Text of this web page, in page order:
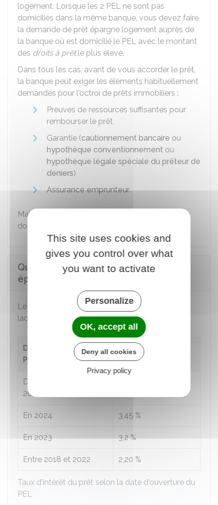
logement. Lorsque les 2 PEL ne sont pas
domiciliés dans la même banque, vous devez faire
la demande de prêt épargne logement auprès de
la banque où est domicilié le PEL avec le montant
des droits à prêtle plus élevé.
Dans tous les cas, avant de vous accorder le prêt,
la banque peut exiger les éléments habituellement
demandés pour l'octroi de prêts immobiliers :
Preuves de ressources suffisantes pour
rembourser le prêt
Garantie (cautionnement bancaire ou
hypothèque conventionnement ou
hypothèque légale spéciale du prêteur de
deniers)
Assurance emprunteur.
Mais la banque ne peut pas vous imposer de
domicilier vos revenus dans son établissement.
Quel est le taux d'intérêt du prêt
épargne logement ?
Le taux d'intérêt du prêt dépend de la date à
laquelle le PEL a été ouvert.
Taux d'intérêt du prêt selon la date d'ouverture du
PEL
Date d'ouverture du
PEL
Taux d'intérêt du
prêt
Depuis le 1
2025
En 2024 3,45 %
En 2023 3,2 %
Entre 2018 et 2022 2,20 %
This site uses cookies and
gives you control over what
you want to activate
Personalize
OK, accept all
Deny all cookies
Privacy policy